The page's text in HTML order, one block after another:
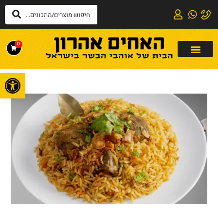
0